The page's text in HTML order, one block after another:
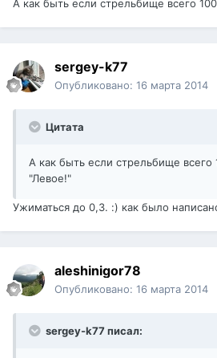
А как быть если стрельбище всего
sergey-k77
Опубликовано: 16 марта 2014
Цитата
А как быть если стрельбище всего
"Левое!"
Ужиматься до 0,3. :) как было
aleshinigor78
Опубликовано: 16 марта 2014
sergey-k77 писал: